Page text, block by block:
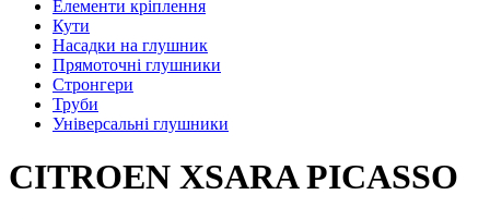
Елементи кріплення
Кути
Насадки на глушник
Прямоточні глушники
Стронгери
Труби
Універсальні глушники
CITROEN XSARA PICASSO